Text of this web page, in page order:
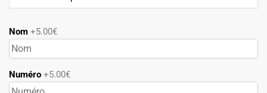
Nom +5.00€
Numéro +5.00€